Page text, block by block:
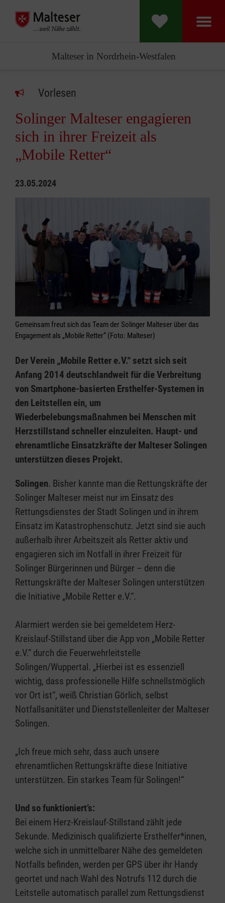
Malteser in Nordrhein-Westfalen
Vorlesen
Solinger Malteser engagieren
sich in ihrer Freizeit als
„Mobile Retter“
23.05.2024
Gemeinsam freut sich das Team der Solinger Malteser über das
Engagement als „Mobile Retter“ (Foto: Malteser)
Der Verein „Mobile Retter e.V.“ setzt sich seit
Anfang 2014 deutschlandweit für die Verbreitung
von Smartphone-basierten Ersthelfer-Systemen in
den Leitstellen ein, um
Wiederbelebungsmaßnahmen bei Menschen mit
Herzstillstand schneller einzuleiten. Haupt- und
ehrenamtliche Einsatzkräfte der Malteser Solingen
unterstützen dieses Projekt.
Solingen. Bisher kannte man die Rettungskräfte der
Solinger Malteser meist nur im Einsatz des
Rettungsdienstes der Stadt Solingen und in ihrem
Einsatz im Katastrophenschutz. Jetzt sind sie auch
außerhalb ihrer Arbeitszeit als Retter aktiv und
engagieren sich im Notfall in ihrer Freizeit für
Solinger Bürgerinnen und Bürger – denn die
Rettungskräfte der Malteser Solingen unterstützen
die Initiative „Mobile Retter e.V.“.
Alarmiert werden sie bei gemeldetem Herz-
Kreislauf-Stillstand über die App von „Mobile Retter
e.V.“ durch die Feuerwehrleitstelle
Solingen/Wuppertal. „Hierbei ist es essenziell
wichtig, dass professionelle Hilfe schnellstmöglich
vor Ort ist“, weiß Christian Görlich, selbst
Notfallsanitäter und Dienststellenleiter der Malteser
Solingen.
„Ich freue mich sehr, dass auch unsere
ehrenamtlichen Rettungskräfte diese Initiative
unterstützen. Ein starkes Team für Solingen!“
Und so funktioniert’s:
Bei einem Herz-Kreislauf-Stillstand zählt jede
Sekunde. Medizinisch qualifizierte Ersthelfer*innen,
welche sich in unmittelbarer Nähe des gemeldeten
Notfalls befinden, werden per GPS über ihr Handy
geortet und nach Wahl des Notrufs 112 durch die
Leitstelle automatisch parallel zum Rettungsdienst